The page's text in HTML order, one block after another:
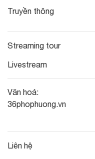
Truyền thông
Streaming tour
Livestream
Văn hoá:
36phophuong.vn
Liên hệ